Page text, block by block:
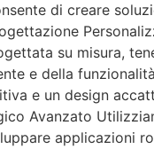
di creare
su misura,
e della
e un design
Avanzato
applicazioni